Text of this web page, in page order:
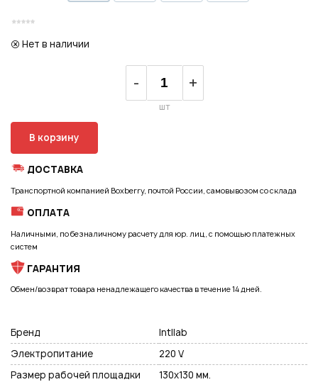
Нет в наличии
- +
шт
В корзину
ДОСТАВКА
Транспортной компанией Boxberry, почтой России, самовывозом со склада
ОПЛАТА
Наличными, по безналичному расчету для юр. лиц, с помощью платежных
систем
ГАРАНТИЯ
Обмен/возврат товара ненадлежащего качества в течение 14 дней.
Бренд
Intllab
Электропитание
220 V.
Размер рабочей площадки
130х130 мм.
Регистрация